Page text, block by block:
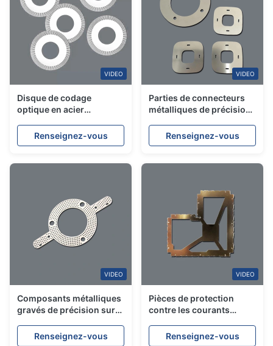
VIDEO
Disque de codage
optique en acier
gravure de précision
Roue de code
Renseignez-vous
VIDEO
Parties de connecteurs
métalliques de précision
en acier inoxydable gravé
chimiquement
Renseignez-vous
VIDEO
Composants métalliques
gravés de précision sur
industrielles
Renseignez-vous
VIDEO
Pièces de protection
contre les courants
personnalisées
Renseignez-vous